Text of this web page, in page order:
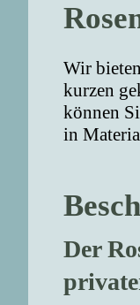
Wir
kurzen
können
in
Der